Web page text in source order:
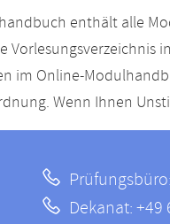
enthält alle
Vorlesungsverzeichnis in
im Online-
Wenn Ihnen
Dekanat: +49